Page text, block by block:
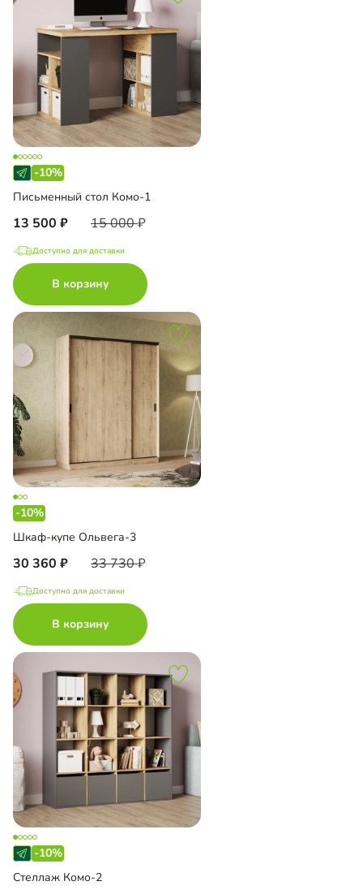
-10%
Письменный стол Комо-1
13 500 15 000
Доступно для доставки
В корзину
-10%
Шкаф-купе Ольвега-3
30 360 33 730
Доступно для доставки
В корзину
-10%
Стеллаж Комо-2